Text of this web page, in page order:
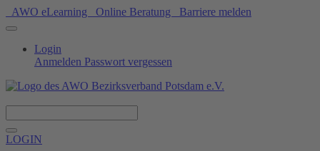
AWO eLearning Online Beratung Barriere melden
Login
Anmelden Passwort vergessen
LOGIN